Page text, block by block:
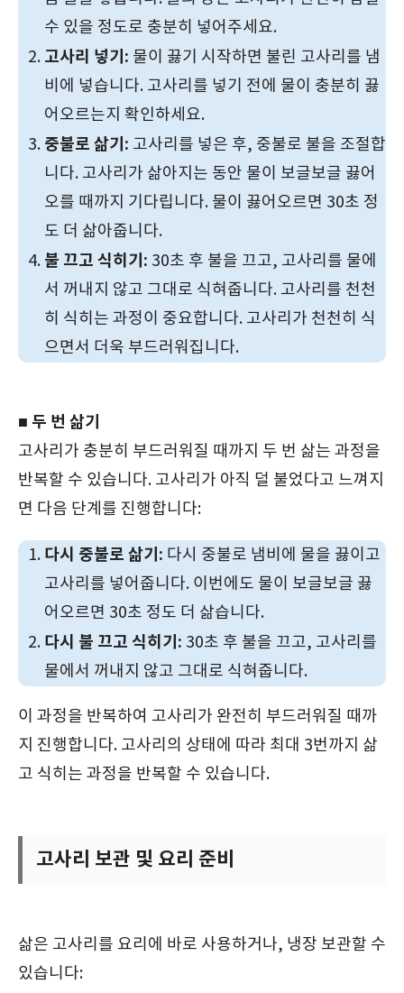
수 있을 정도로 충분히 넣어주세요.
고사리 넣기: 물이 끓기 시작하면 불린 고사리를 냄
비에 넣습니다. 고사리를 넣기 전에 물이 충분히 끓
어오르는지 확인하세요.
중불로 삶기: 고사리를 넣은 후, 중불로 불을 조절합
니다. 고사리가 삶아지는 동안 물이 보글보글 끓어
오를 때까지 기다립니다. 물이 끓어오르면 30초 정
도 더 삶아줍니다.
불 끄고 식히기: 30초 후 불을 끄고, 고사리를 물에
서 꺼내지 않고 그대로 식혀줍니다. 고사리를 천천
히 식히는 과정이 중요합니다. 고사리가 천천히 식
으면서 더욱 부드러워집니다.
■ 두 번 삶기
고사리가 충분히 부드러워질 때까지 두 번 삶는 과정을
반복할 수 있습니다. 고사리가 아직 덜 불었다고 느껴지
면 다음 단계를 진행합니다:
다시 중불로 삶기: 다시 중불로 냄비에 물을 끓이고
고사리를 넣어줍니다. 이번에도 물이 보글보글 끓
어오르면 30초 정도 더 삶습니다.
다시 불 끄고 식히기: 30초 후 불을 끄고, 고사리를
물에서 꺼내지 않고 그대로 식혀줍니다.
이 과정을 반복하여 고사리가 완전히 부드러워질 때까
지 진행합니다. 고사리의 상태에 따라 최대 3번까지 삶
고 식히는 과정을 반복할 수 있습니다.
고사리 보관 및 요리 준비
삶은 고사리를 요리에 바로 사용하거나, 냉장 보관할 수
있습니다: